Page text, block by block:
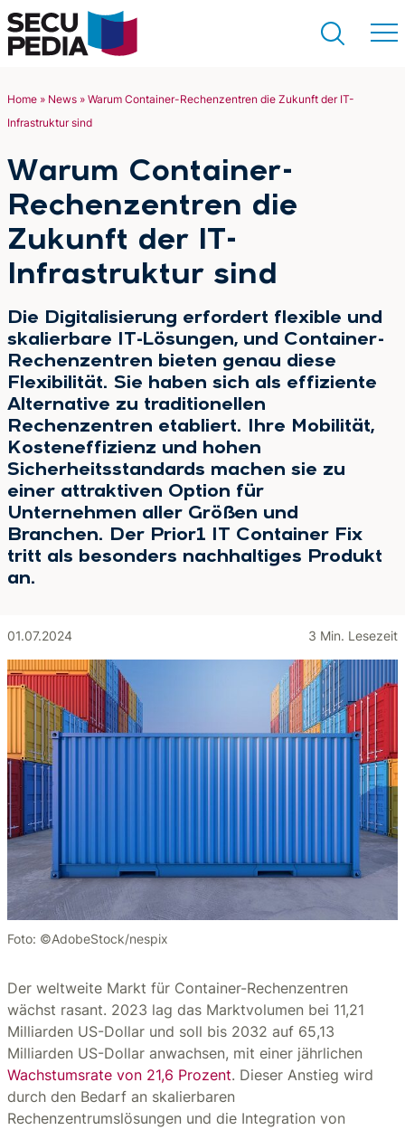
Home » News » Warum Container-Rechenzentren die Zukunft der IT-
Infrastruktur sind
Warum Container-
Rechenzentren die
Zukunft der IT-
Infrastruktur sind
Die Digitalisierung erfordert flexible und
skalierbare IT-Lösungen, und Container-
Rechenzentren bieten genau diese
Flexibilität. Sie haben sich als effiziente
Alternative zu traditionellen
Rechenzentren etabliert. Ihre Mobilität,
Kosteneffizienz und hohen
Sicherheitsstandards machen sie zu
einer attraktiven Option für
Unternehmen aller Größen und
Branchen. Der Prior1 IT Container Fix
tritt als besonders nachhaltiges Produkt
an.
01.07.2024 3 Min. Lesezeit
Foto: ©AdobeStock/nespix
Der weltweite Markt für Container-Rechenzentren
wächst rasant. 2023 lag das Marktvolumen bei 11,21
Milliarden US-Dollar und soll bis 2032 auf 65,13
Milliarden US-Dollar anwachsen, mit einer jährlichen
Wachstumsrate von 21,6 Prozent. Dieser Anstieg wird
durch den Bedarf an skalierbaren
Rechenzentrumslösungen und die Integration von